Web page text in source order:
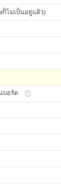
ก็ไม่เป็นอยู่แล้ว)
บอร์ด